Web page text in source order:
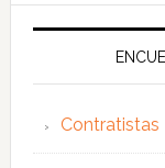
Contratistas